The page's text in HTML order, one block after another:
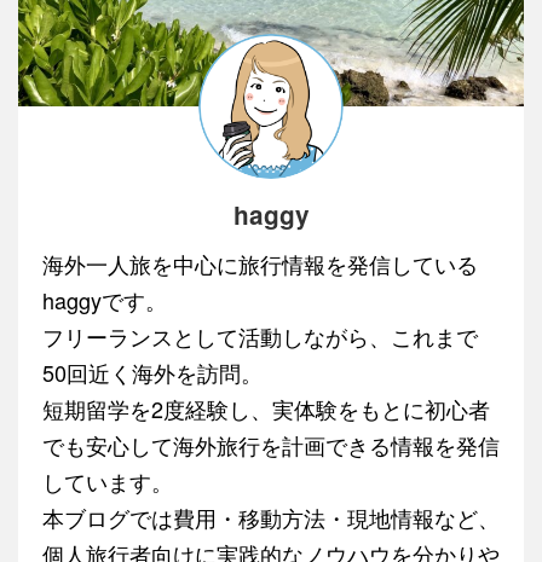
haggy
海外一人旅を中心に旅行情報を発信している
haggyです。
フリーランスとして活動しながら、これまで
50回近く海外を訪問。
短期留学を2度経験し、実体験をもとに初心者
でも安心して海外旅行を計画できる情報を発信
しています。
本ブログでは費用・移動方法・現地情報など、
個人旅行者向けに実践的なノウハウを分かりや